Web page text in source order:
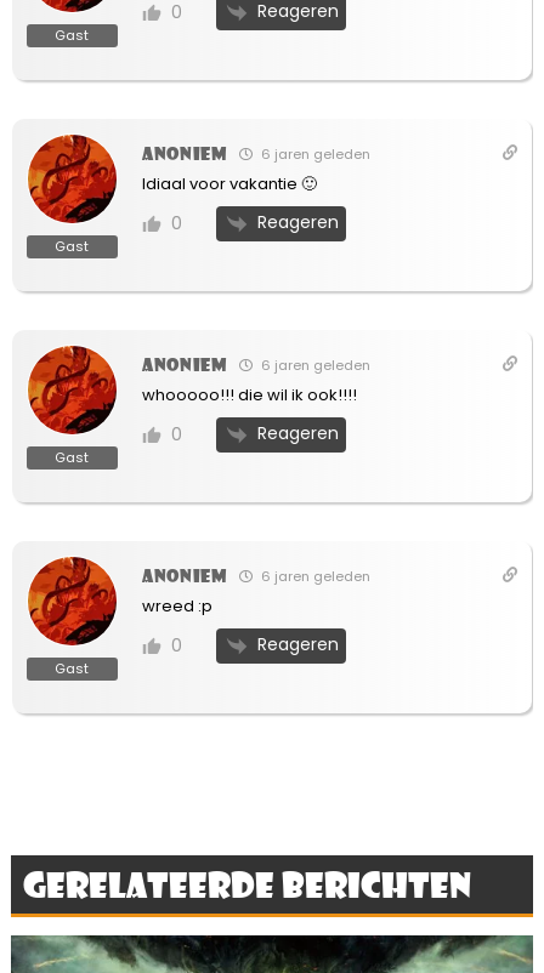
Gast
0 Reageren
Gast
Anoniem 6 jaren geleden
Idiaal voor vakantie 🙂
0 Reageren
Gast
Anoniem 6 jaren geleden
whooooo!!! die wil ik ook!!!!
0 Reageren
Gast
Anoniem 6 jaren geleden
wreed :p
0 Reageren
Gerelateerde berichten